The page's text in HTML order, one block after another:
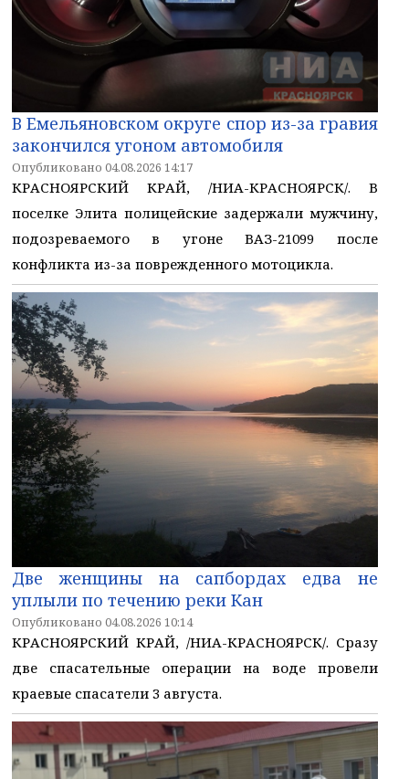
В Емельяновском округе спор из-за гравия
закончился угоном автомобиля
Опубликовано 04.08.2026 14:17
КРАСНОЯРСКИЙ КРАЙ, /НИА-КРАСНОЯРСК/. В
поселке Элита полицейские задержали мужчину,
подозреваемого в угоне ВАЗ-21099 после
конфликта из-за поврежденного мотоцикла.
Две женщины на сапбордах едва не
уплыли по течению реки Кан
Опубликовано 04.08.2026 10:14
КРАСНОЯРСКИЙ КРАЙ, /НИА-КРАСНОЯРСК/. Сразу
две спасательные операции на воде провели
краевые спасатели 3 августа.